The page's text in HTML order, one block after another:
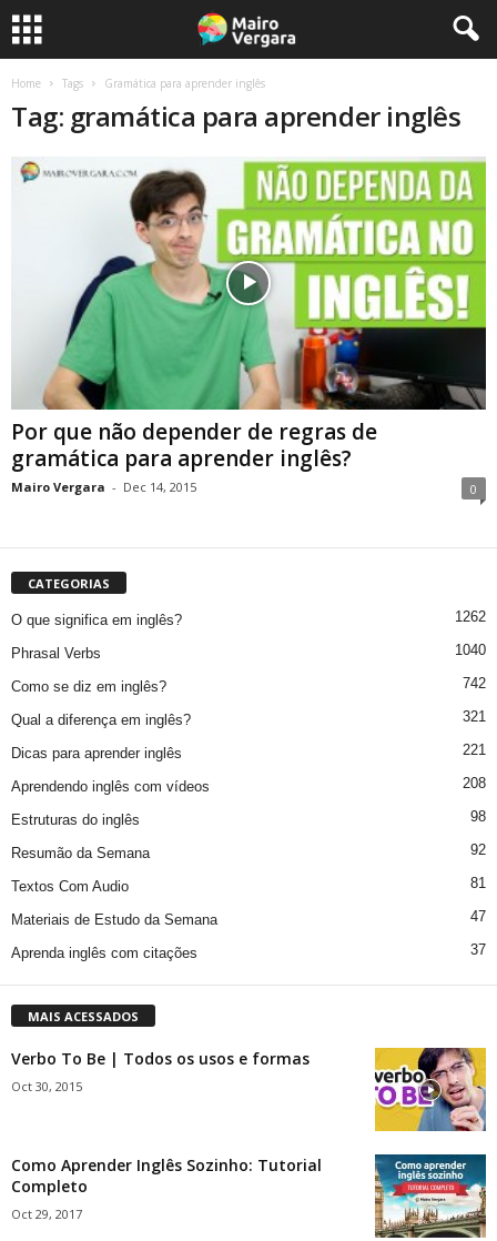
Home Tags Gramática para aprender inglês
Tag: gramática para aprender inglês
Por que não depender de regras de
gramática para aprender inglês?
Mairo Vergara - Dec 14, 2015 0
CATEGORIAS
O que significa em inglês? 1262
Phrasal Verbs 1040
Como se diz em inglês? 742
Qual a diferença em inglês? 321
Dicas para aprender inglês 221
Aprendendo inglês com vídeos 208
Estruturas do inglês 98
Resumão da Semana 92
Textos Com Audio 81
Materiais de Estudo da Semana 47
Aprenda inglês com citações 37
MAIS ACESSADOS
Verbo To Be | Todos os usos e formas
Oct 30, 2015
Como Aprender Inglês Sozinho: Tutorial
Completo
Oct 29, 2017